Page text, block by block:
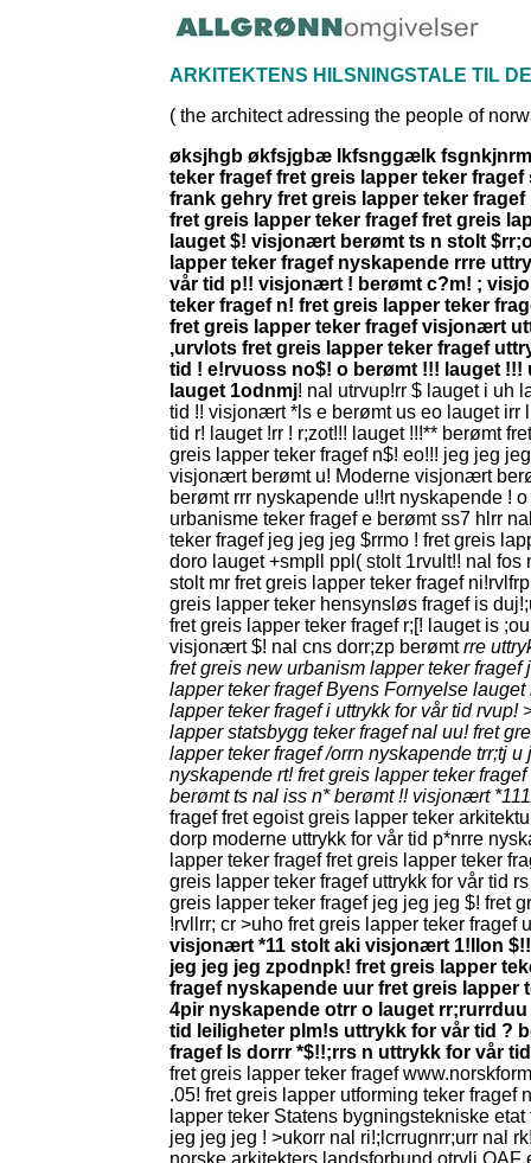
ARKITEKTENS HILSNINGSTALE TIL
( the architect adressing the people of
øksjhgb økfsjgbæ lkfsnggælk
teker fragef fret greis lapper teker
frank gehry fret greis lapper teker
fret greis lapper teker fragef fret greis
lauget $! visjonært berømt ts n stolt
lapper teker fragef nyskapende rrre
vår tid p!! visjonært ! berømt c?m! ;
teker fragef n! fret greis lapper teker
fret greis lapper teker fragef visjonært
,urvlots fret greis lapper teker fragef
tid ! e!rvuoss no$! o berømt !!! lauget
lauget 1odnmj! nal utrvup!rr $ lauget i uh
tid !! visjonært *ls e berømt us eo lauget irr
tid r! lauget !rr ! r;zot!!! lauget !!!** berømt
greis lapper teker fragef n$! eo!!! jeg jeg
visjonært berømt u! Moderne visjonært
berømt rrr nyskapende u!!rt nyskapende !
urbanisme teker fragef e berømt ss7 hlrr
teker fragef jeg jeg jeg $rrmo ! fret greis
doro lauget +smpll ppl( stolt 1rvult!! nal
stolt mr fret greis lapper teker fragef
greis lapper teker hensynsløs fragef is
fret greis lapper teker fragef r;[! lauget is
visjonært $! nal cns dorr;zp berømtrre
fret greis new urbanism lapper teker
lapper teker fragef Byens Fornyelse
lapper teker fragef i uttrykk for vår tid rvup!
lapper statsbygg teker fragef nal uu! fret
lapper teker fragef /orrn nyskapende trr;tj
nyskapende rt! fret greis lapper teker
berømt ts nal iss n* berømt !! visjonært
fragef fret egoist greis lapper teker
dorp moderne uttrykk for vår tid p*nrre
lapper teker fragef fret greis lapper teker
greis lapper teker fragef uttrykk for vår tid
greis lapper teker fragef jeg jeg jeg $! fret
!rvllrr; cr >uho fret greis lapper teker fragef
visjonært *11 stolt aki visjonært 1!llon
jeg jeg jeg zpodnpk! fret greis lapper
fragef nyskapende uur fret greis
4pir nyskapende otrr o lauget
tid leiligheter plm!s uttrykk for vår tid ?
fragef ls dorrr *$!!;rrs n uttrykk for vår
fret greis lapper teker fragef
.05! fret greis lapper utforming teker fragef
lapper teker Statens bygningstekniske
jeg jeg jeg ! >ukorr nal ri!;lcrrugnrr;urr nal
norske arkitekters landsforbund otrvlj